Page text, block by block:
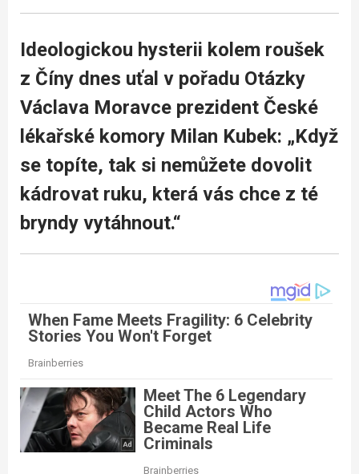
Ideologickou hysterii kolem roušek
z Číny dnes uťal v pořadu Otázky
Václava Moravce prezident České
lékařské komory Milan Kubek: „Když
se topíte, tak si nemůžete dovolit
kádrovat ruku, která vás chce z té
bryndy vytáhnout.“